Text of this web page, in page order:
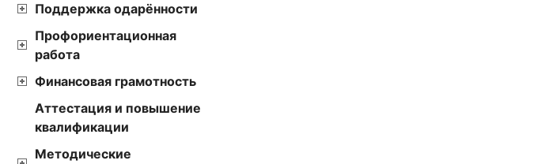
Поддержка одарённости
Профориентационная
работа
Финансовая грамотность
Аттестация и повышение
квалификации
Методические